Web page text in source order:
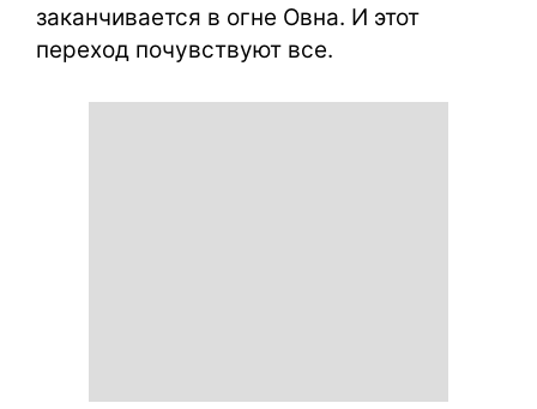
заканчивается в огне Овна. И этот
переход почувствуют все.